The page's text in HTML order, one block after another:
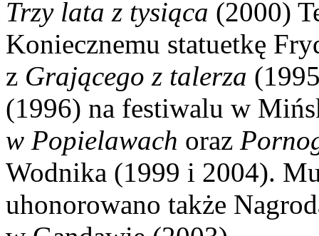
Trzy lata z tysiąca (2000)
Koniecznemu statuetkę
z Grającego z talerza
(1996) na festiwalu w
w Popielawach oraz
Wodnika (1999 i 2004).
uhonorowano także